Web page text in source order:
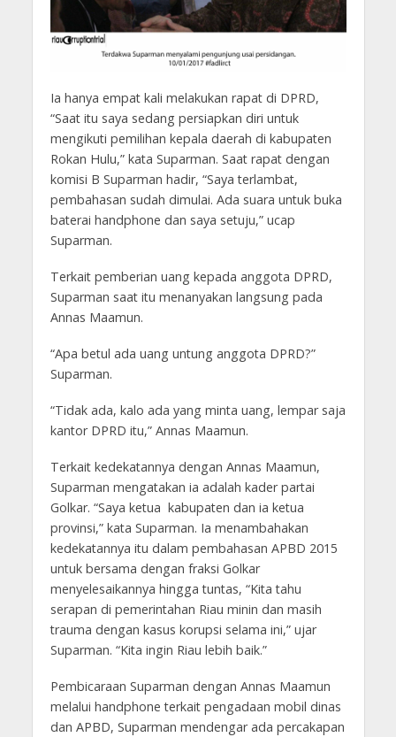
Ia hanya empat kali melakukan rapat di DPRD,
“Saat itu saya sedang persiapkan diri untuk
mengikuti pemilihan kepala daerah di kabupaten
Rokan Hulu,” kata Suparman. Saat rapat dengan
komisi B Suparman hadir, “Saya terlambat,
pembahasan sudah dimulai. Ada suara untuk buka
baterai handphone dan saya setuju,” ucap
Suparman.
Terkait pemberian uang kepada anggota DPRD,
Suparman saat itu menanyakan langsung pada
Annas Maamun.
“Apa betul ada uang untung anggota DPRD?”
Suparman.
“Tidak ada, kalo ada yang minta uang, lempar saja
kantor DPRD itu,” Annas Maamun.
Terkait kedekatannya dengan Annas Maamun,
Suparman mengatakan ia adalah kader partai
Golkar. “Saya ketua kabupaten dan ia ketua
provinsi,” kata Suparman. Ia menambahakan
kedekatannya itu dalam pembahasan APBD 2015
untuk bersama dengan fraksi Golkar
menyelesaikannya hingga tuntas, “Kita tahu
serapan di pemerintahan Riau minin dan masih
trauma dengan kasus korupsi selama ini,” ujar
Suparman. “Kita ingin Riau lebih baik.”
Pembicaraan Suparman dengan Annas Maamun
melalui handphone terkait pengadaan mobil dinas
dan APBD, Suparman mendengar ada percakapan